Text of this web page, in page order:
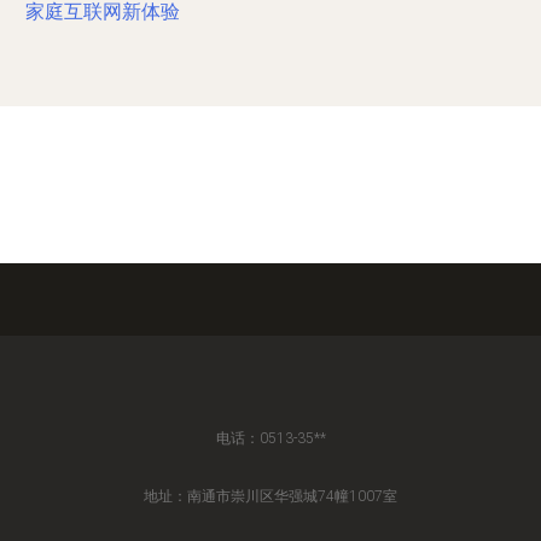
家庭互联网新体验
电话：0513-35**
地址：南通市崇川区华强城74幢1007室